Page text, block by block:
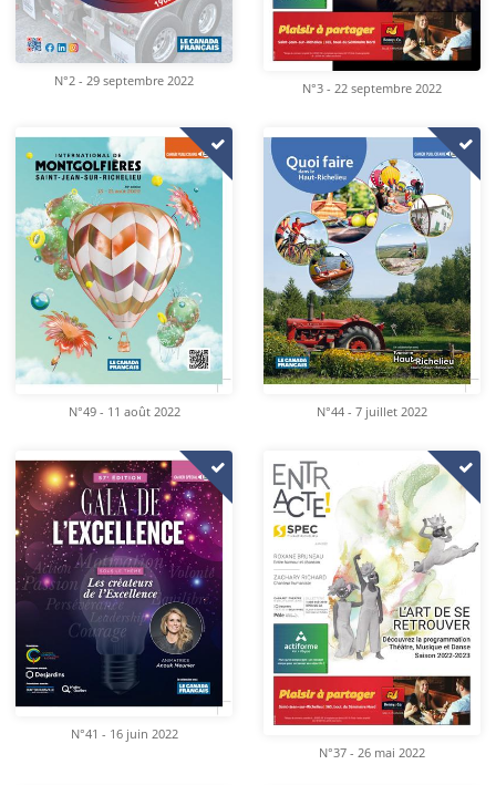
N°2 - 29 septembre 2022
N°3 - 22 septembre 2022
N°49 - 11 août 2022 N°44 - 7 juillet 2022
N°41 - 16 juin 2022
N°37 - 26 mai 2022